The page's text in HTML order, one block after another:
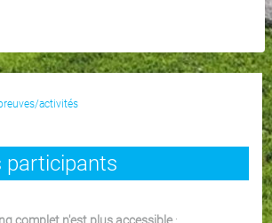
activités
participants